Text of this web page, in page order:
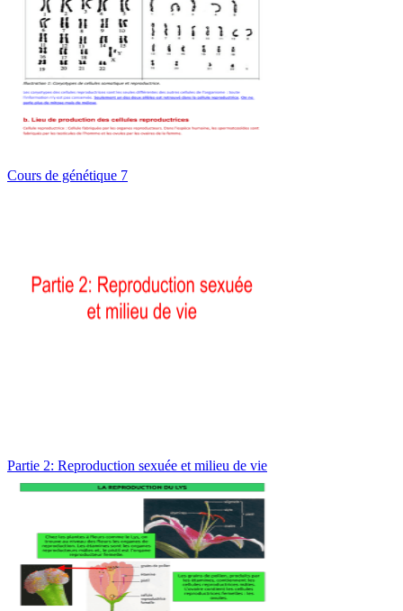
Cours de génétique 7
Partie 2: Reproduction sexuée et milieu de vie